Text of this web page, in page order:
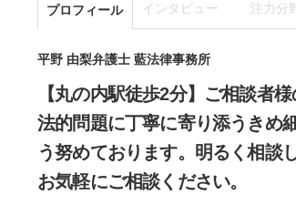
プロフィール インタビュー 注力分
平野 由梨弁護士 藍法律事務所
【丸の内駅徒歩2分】ご相談者
法的問題に丁寧に寄り添うきめ
う努めております。明るく相談
お気軽にご相談ください。